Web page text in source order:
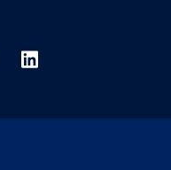
una nuova
: apre una nuova
: apre una
Linkedin : apre